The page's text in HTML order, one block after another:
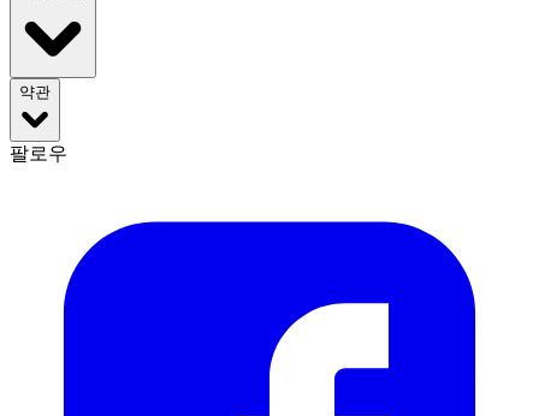
약관
팔로우